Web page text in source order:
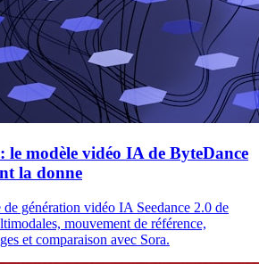
le modèle vidéo IA de ByteDance
la donne
génération vidéo IA Seedance 2.0 de
mouvement de référence,
et comparaison avec Sora.